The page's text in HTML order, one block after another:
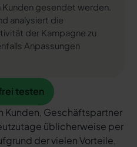
gesendet werden.
analysiert die
der Kampagne zu
Anpassungen
testen
testen
Kunden, Geschäftspartner
üblicherweise per
der vielen Vorteile,